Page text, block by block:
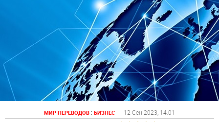
МИР ПЕРЕВОДОВ : БИЗНЕС 12 Сен 2023 , 14:01